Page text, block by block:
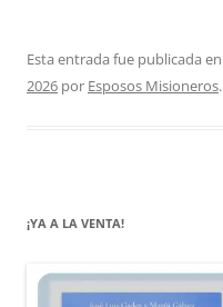
Esta entrada fue publicada en
2026 por Esposos Misioneros.
¡YA A LA VENTA!